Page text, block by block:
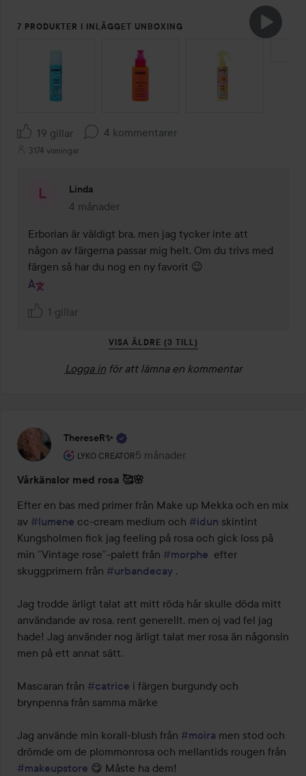
7 PRODUKTER I INLÄGGET UNBOXING
HOPPA ÖVER SEKTIONEN
19 gillar 4 kommentarer
3174 visningar
Linda
4 månader
Kommentaren lades 4 månader
Erborian är väldigt bra, men jag tycker inte att
någon av färgerna passar mig helt. Om du trivs med
färgen så har du nog en ny favorit 😉
1 gillar
VISA ÄLDRE (3 TILL)
Logga in för att lämna en kommentar
ThereseR✨
LYKO CREATOR
Användarens roll: Lyko Creator.
5 månader
Inlägget skapades 5 månader
Vårkänslor med rosa 🥰🌸
Efter en bas med primer från Make up Mekka och en mix
av #lumene cc-cream medium och #idun skintint
Kungsholmen fick jag feeling på rosa och gick loss på
min ”Vintage rose”-palett från #morphe
  efter
skuggprimern från #urbandecay .
Jag trodde ärligt talat att mitt röda hår skulle döda mitt
användande av rosa, rent generellt, men oj vad fel jag
hade! Jag använder nog ärligt talat mer rosa än någonsin
men på ett annat sätt.
Mascaran från #catrice i färgen burgundy och
brynpenna från samma märke
Jag använde min korall-blush från #moira men stod och
#makeupstore 😋 Måste ha dem!